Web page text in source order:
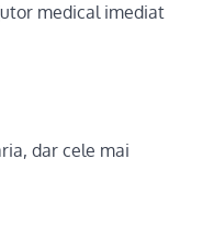
medical imediat
dar cele mai